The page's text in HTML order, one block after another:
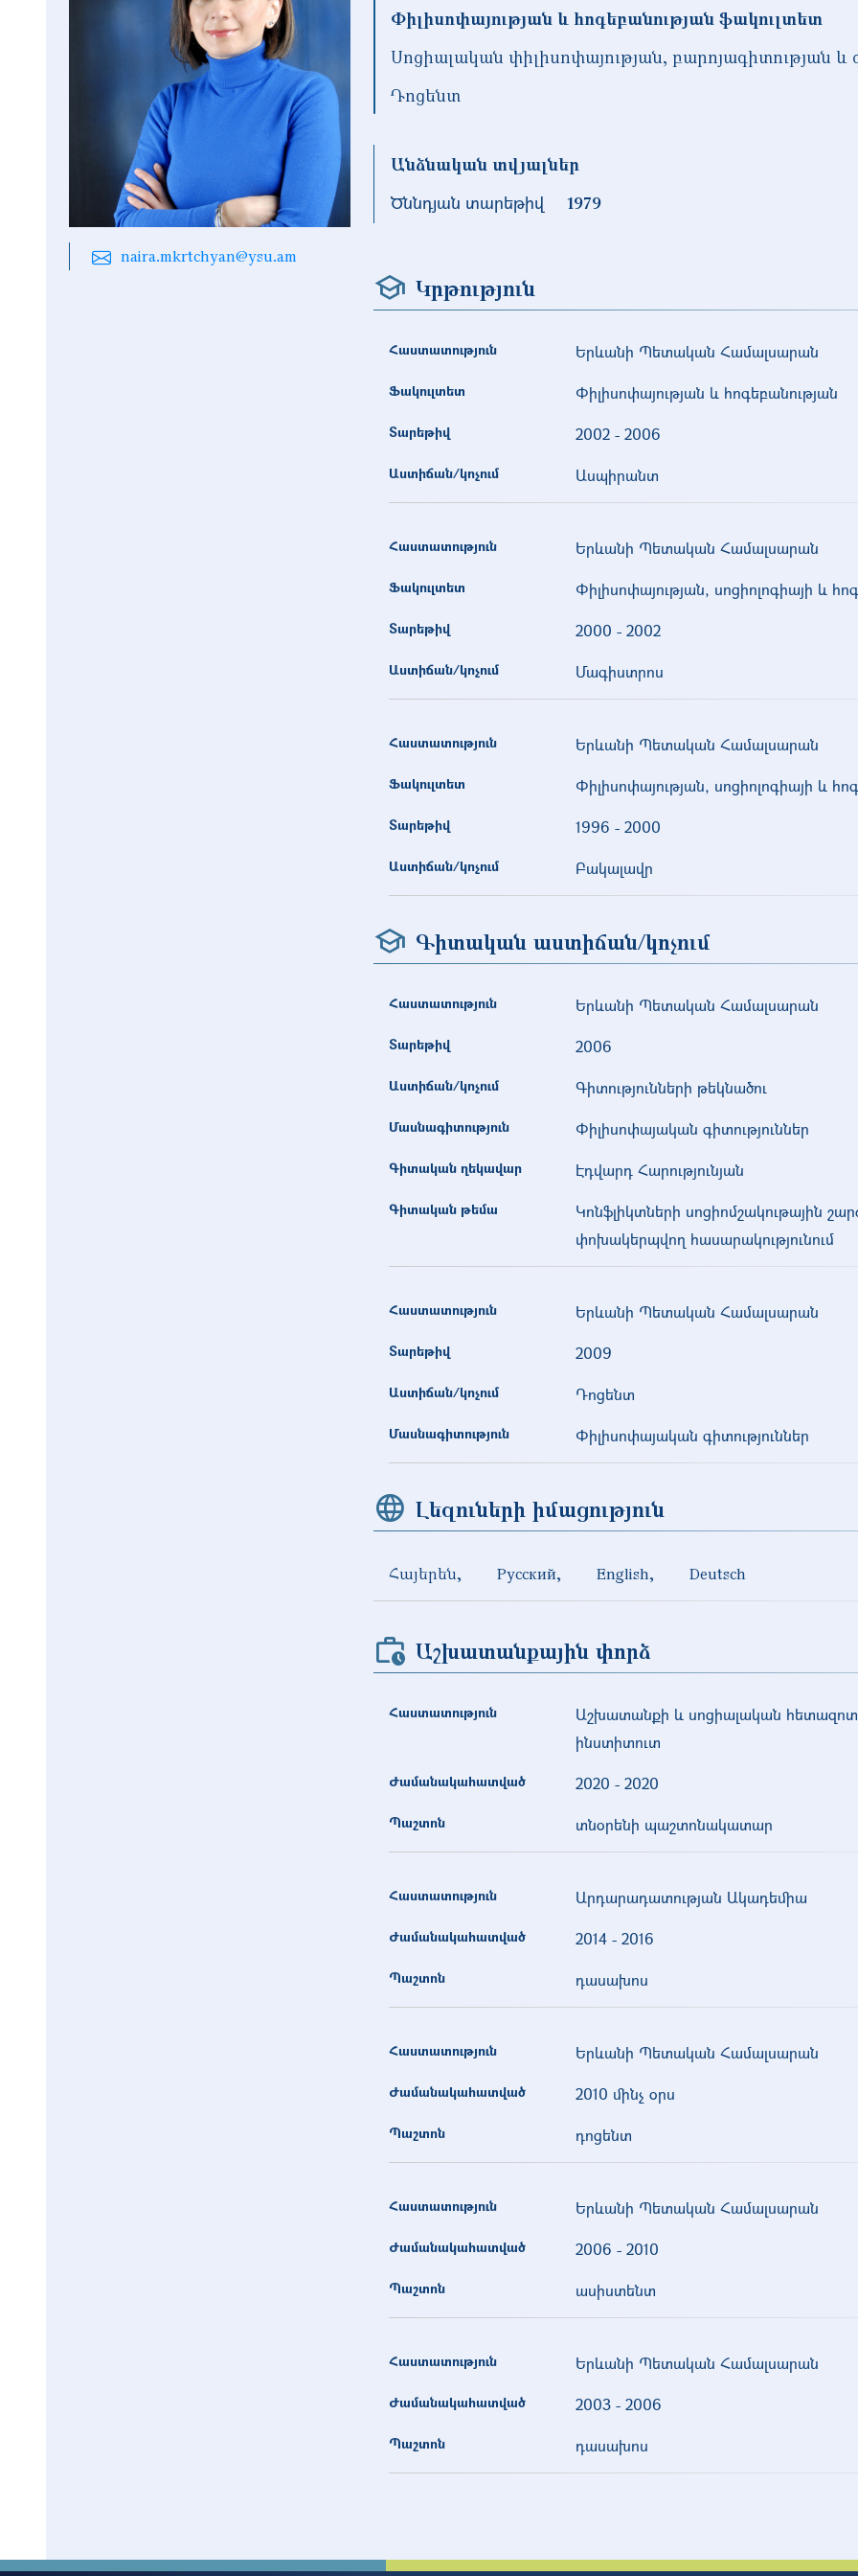
naira.mkrtchyan@ysu.am
Փիլիսոփայության և հոգեբանության ֆակուլտետ
Սոցիալական փիլիսոփայության, բարոյագիտության
Դոցենտ
Անձնական տվյալներ
Ծննդյան տարեթիվ
1979
Կրթություն
Հաստատություն Երևանի Պետական Համալսարան
Ֆակուլտետ Փիլիսոփայության և հոգեբանության
Տարեթիվ 2002- 2006
Աստիճան/կոչում Ասպիրանտ
Հաստատություն Երևանի Պետական Համալսարան
Ֆակուլտետ Փիլիսոփայության, սոցիոլոգիայի և
Տարեթիվ 2000 - 2002
Աստիճան/կոչում Մագիստրոս
Հաստատություն Երևանի Պետական Համալսարան
Ֆակուլտետ Փիլիսոփայության, սոցիոլոգիայի և
Տարեթիվ 1996 - 2000
Աստիճան/կոչում Բակալավր
Գիտական աստիճան/կոչում
Հաստատություն Երևանի Պետական Համալսարան
Տարեթիվ 2006
Աստիճան/կոչում Գիտությունների թեկնածու
Մասնագիտություն Փիլիսոփայական գիտություններ
Գիտական ղեկավար Էդվարդ Հարությունյան
Գիտական թեմա
Կոնֆլիկտների սոցիոմշակութային
փոխակերպվող հասարակությունում
Հաստատություն Երևանի Պետական Համալսարան
Տարեթիվ 2009
Աստիճան/կոչում Դոցենտ
Մասնագիտություն Փիլիսոփայական գիտություններ
Լեզուների իմացություն
Հայերեն Русский English Deutsch
Աշխատանքային փորձ
Հաստատություն
Աշխատանքի և սոցիալական
ինստիտուտ
Ժամանակահատված 2020 - 2020
Պաշտոն տնօրենի պաշտոնակատար
Հաստատություն Արդարադատության Ակադեմիա
Ժամանակահատված 2014- 2016
Պաշտոն դասախոս
Հաստատություն Երևանի Պետական Համալսարան
Ժամանակահատված 2010 մինչ օրս
Պաշտոն դոցենտ
Հաստատություն Երևանի Պետական Համալսարան
Ժամանակահատված 2006 - 2010
Պաշտոն ասիստենտ
Հաստատություն Երևանի Պետական Համալսարան
Ժամանակահատված 2003- 2006
Պաշտոն դասախոս